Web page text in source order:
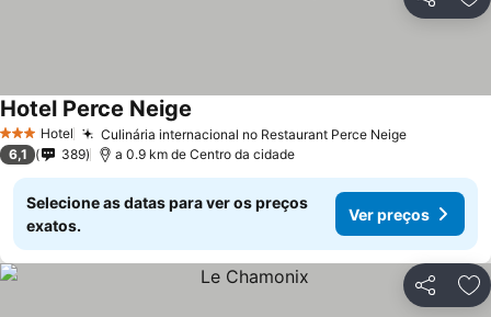
Partilhar
3 EstrelasHotel Culinária internacional no Restaurant Perce NeigeVer
Hotel Perce Neige
6,1 389 a 0.9 km de Centro da cidade
Selecione as datas para ver os preços
exatos.
Ver preços
Partilhar